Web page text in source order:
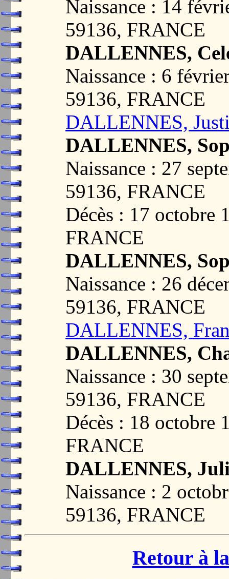
Naissance : 14
59136, FRANCE
DALLENNES,
Naissance : 6
59136, FRANCE
DALLENNES,
DALLENNES,
Naissance : 27
59136, FRANCE
Décès : 17 octobre
FRANCE
DALLENNES,
Naissance : 26
59136, FRANCE
DALLENNES,
DALLENNES,
Naissance : 30
59136, FRANCE
Décès : 18 octobre
FRANCE
DALLENNES,
Naissance : 2
59136, FRANCE
Retour à